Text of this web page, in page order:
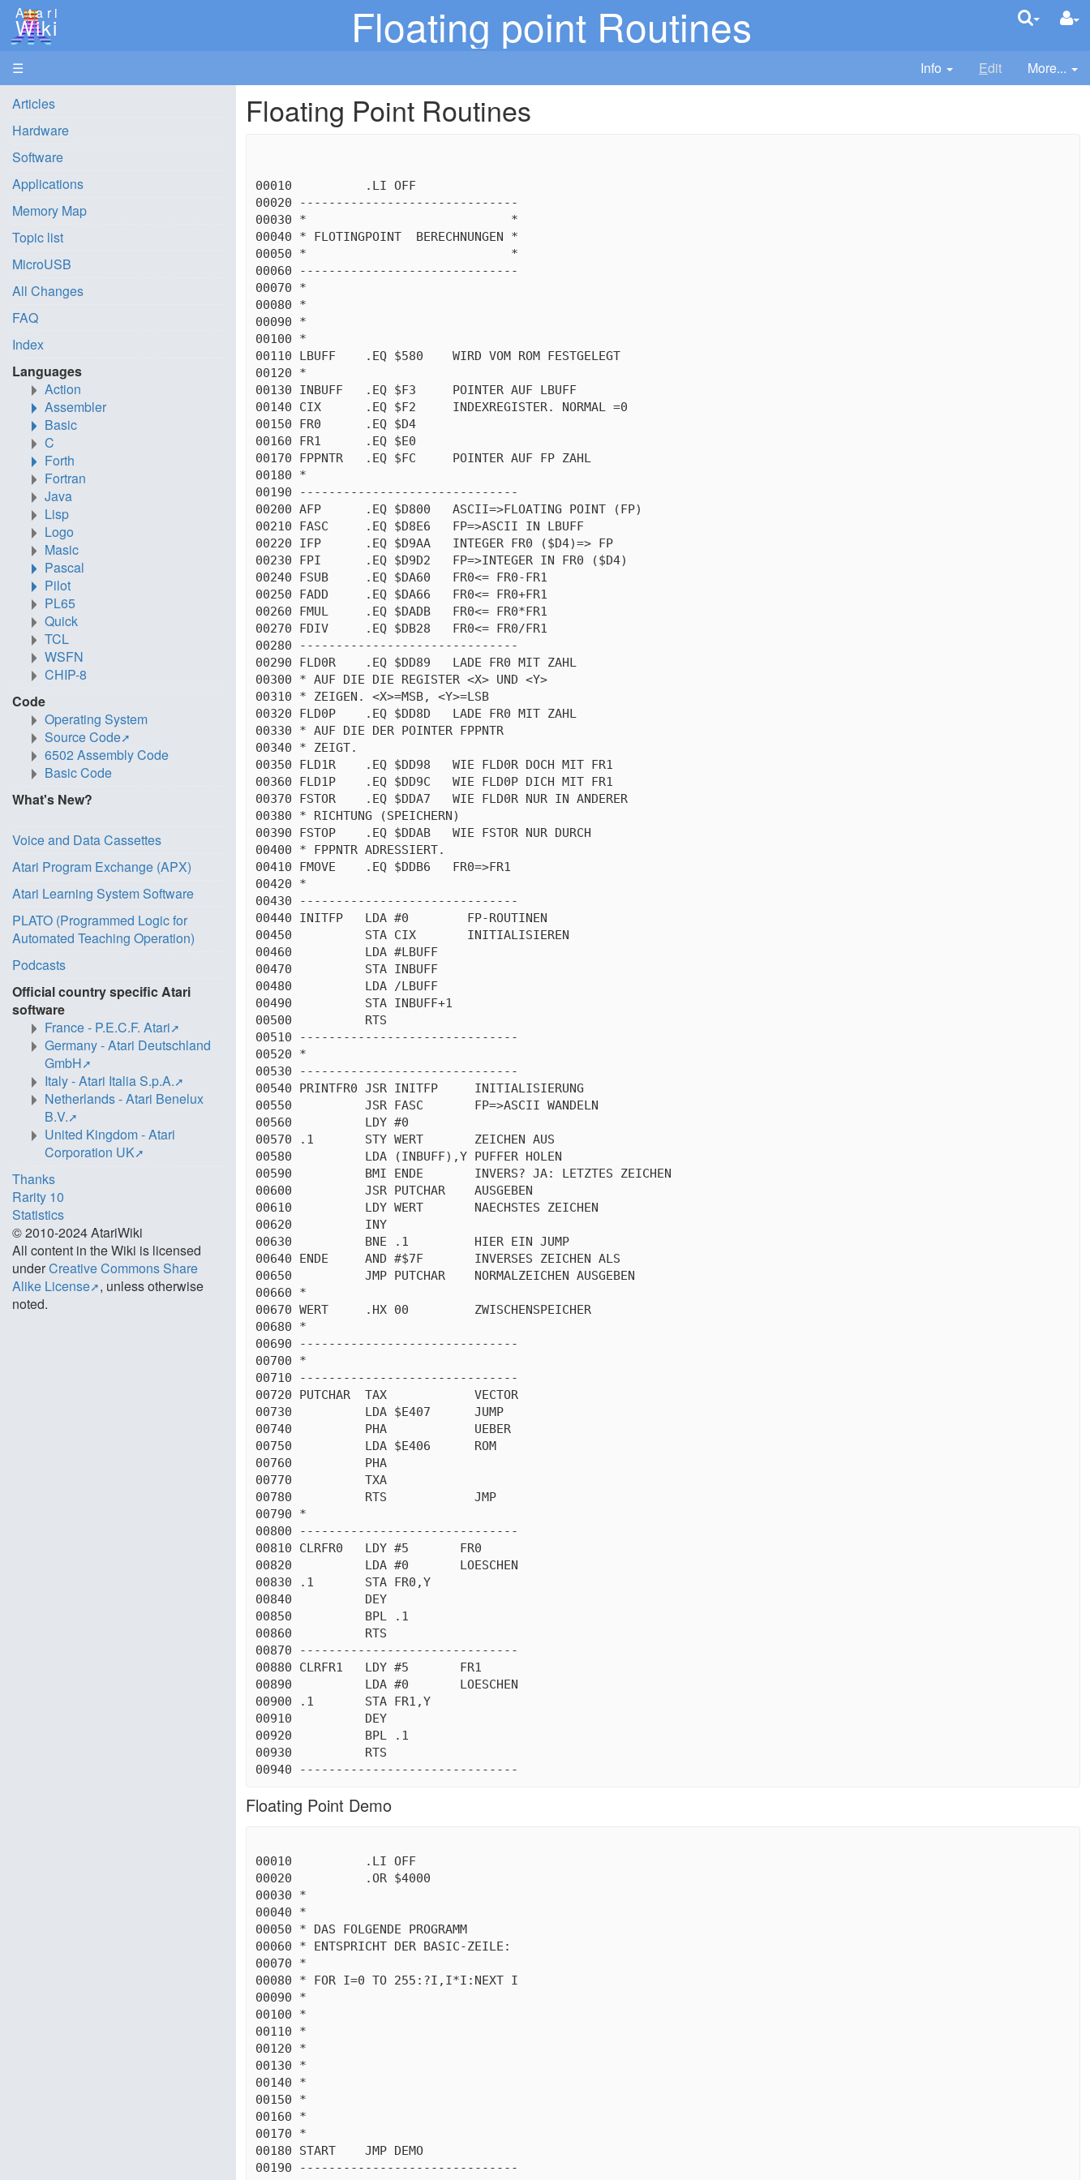
Atari
Wiki Floating point Routines
☰ Info Edit More...
Floating Point Routines
00010          .LI OFF
00020 ------------------------------
00030 *                            *
00040 * FLOTINGPOINT  BERECHNUNGEN *
00050 *                            *
00060 ------------------------------
00070 *
00080 *
00090 *
00100 *
00110 LBUFF    .EQ $580    WIRD VOM ROM FESTGELEGT
00120 *
00130 INBUFF   .EQ $F3     POINTER AUF LBUFF
00140 CIX      .EQ $F2     INDEXREGISTER. NORMAL =0
00150 FR0      .EQ $D4
00160 FR1      .EQ $E0
00170 FPPNTR   .EQ $FC     POINTER AUF FP ZAHL
00180 *
00190 ------------------------------
00200 AFP      .EQ $D800   ASCII=>FLOATING POINT (FP)
00210 FASC     .EQ $D8E6   FP=>ASCII IN LBUFF
00220 IFP      .EQ $D9AA   INTEGER FR0 ($D4)=> FP
00230 FPI      .EQ $D9D2   FP=>INTEGER IN FR0 ($D4)
00240 FSUB     .EQ $DA60   FR0<= FR0-FR1
00250 FADD     .EQ $DA66   FR0<= FR0+FR1
00260 FMUL     .EQ $DADB   FR0<= FR0*FR1
00270 FDIV     .EQ $DB28   FR0<= FR0/FR1
00280 ------------------------------
00290 FLD0R    .EQ $DD89   LADE FR0 MIT ZAHL
00300 * AUF DIE DIE REGISTER <X> UND <Y>
00310 * ZEIGEN. <X>=MSB, <Y>=LSB
00320 FLD0P    .EQ $DD8D   LADE FR0 MIT ZAHL
00330 * AUF DIE DER POINTER FPPNTR
00340 * ZEIGT.
00350 FLD1R    .EQ $DD98   WIE FLD0R DOCH MIT FR1
00360 FLD1P    .EQ $DD9C   WIE FLD0P DICH MIT FR1
00370 FSTOR    .EQ $DDA7   WIE FLD0R NUR IN ANDERER
00380 * RICHTUNG (SPEICHERN)
00390 FSTOP    .EQ $DDAB   WIE FSTOR NUR DURCH
00400 * FPPNTR ADRESSIERT.
00410 FMOVE    .EQ $DDB6   FR0=>FR1
00420 *
00430 ------------------------------
00440 INITFP   LDA #0        FP-ROUTINEN
00450          STA CIX       INITIALISIEREN
00460          LDA #LBUFF
00470          STA INBUFF
00480          LDA /LBUFF
00490          STA INBUFF+1
00500          RTS
00510 ------------------------------
00520 *
00530 ------------------------------
00540 PRINTFR0 JSR INITFP     INITIALISIERUNG
00550          JSR FASC       FP=>ASCII WANDELN
00560          LDY #0
00570 .1       STY WERT       ZEICHEN AUS
00580          LDA (INBUFF),Y PUFFER HOLEN
00590          BMI ENDE       INVERS? JA: LETZTES ZEICHEN
00600          JSR PUTCHAR    AUSGEBEN
00610          LDY WERT       NAECHSTES ZEICHEN
00620          INY
00630          BNE .1         HIER EIN JUMP
00640 ENDE     AND #$7F       INVERSES ZEICHEN ALS
00650          JMP PUTCHAR    NORMALZEICHEN AUSGEBEN
00660 *
00670 WERT     .HX 00         ZWISCHENSPEICHER
00680 *
00690 ------------------------------
00700 *
00710 ------------------------------
00720 PUTCHAR  TAX            VECTOR
00730          LDA $E407      JUMP
00740          PHA            UEBER
00750          LDA $E406      ROM
00760          PHA
00770          TXA
00780          RTS            JMP
00790 *
00800 ------------------------------
00810 CLRFR0   LDY #5       FR0
00820          LDA #0       LOESCHEN
00830 .1       STA FR0,Y
00840          DEY
00850          BPL .1
00860          RTS
00870 ------------------------------
00880 CLRFR1   LDY #5       FR1
00890          LDA #0       LOESCHEN
00900 .1       STA FR1,Y
00910          DEY
00920          BPL .1
00930          RTS
Floating Point Demo
00010          .LI OFF
00020          .OR $4000
00030 *
00040 *
00050 * DAS FOLGENDE PROGRAMM
00060 * ENTSPRICHT DER BASIC-ZEILE:
00070 *
00080 * FOR I=0 TO 255:?I,I*I:NEXT I
00090 *
00100 *
00110 *
00120 *
00130 *
00140 *
00150 *
00160 *
00170 *
00180 START    JMP DEMO
00190 ------------------------------
Articles
Hardware
Software
Applications
Memory Map
Topic list
MicroUSB
All Changes
FAQ
Index
Languages
Action
Assembler
Basic
C
Forth
Fortran
Java
Lisp
Logo
Masic
Pascal
Pilot
PL65
Quick
TCL
WSFN
CHIP-8
Code
Operating System
Source Code
6502 Assembly Code
Basic Code
What's New?
Voice and Data Cassettes
Atari Program Exchange (APX)
Atari Learning System Software
PLATO (Programmed Logic for
Automated Teaching Operation)
Podcasts
Official country specific Atari
software
France - P.E.C.F. Atari
Germany - Atari Deutschland
GmbH
Italy - Atari Italia S.p.A.
Netherlands - Atari Benelux
B.V.
United Kingdom - Atari
Corporation UK
Thanks
Rarity 10
Statistics
© 2010-2024 AtariWiki
All content in the Wiki is licensed
underCreative Commons Share
Alike License , unless otherwise
noted.